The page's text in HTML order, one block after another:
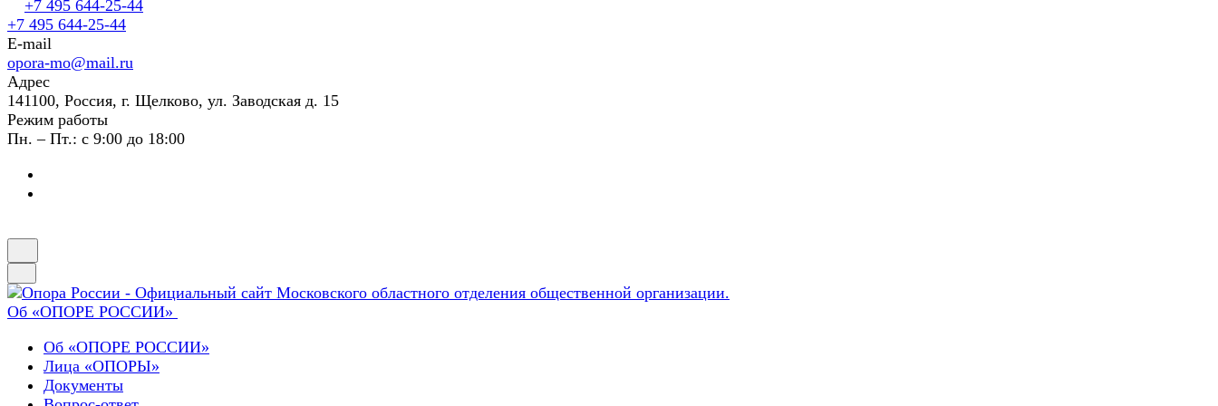
+7 495 644-25-44
+7 495 644-25-44
E-mail
opora-mo@mail.ru
Адрес
141100, Россия, г. Щелково, ул. Заводская д. 15
Режим работы
Пн. – Пт.: с 9:00 до 18:00
Об «ОПОРЕ РОССИИ»
Об «ОПОРЕ РОССИИ»
Лица «ОПОРЫ»
Документы